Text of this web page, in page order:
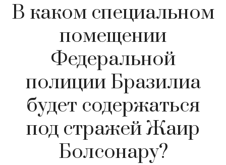
В каком специальном
помещении
Федеральной
полиции Бразилиа
будет содержаться
под стражей Жаир
Болсонару?